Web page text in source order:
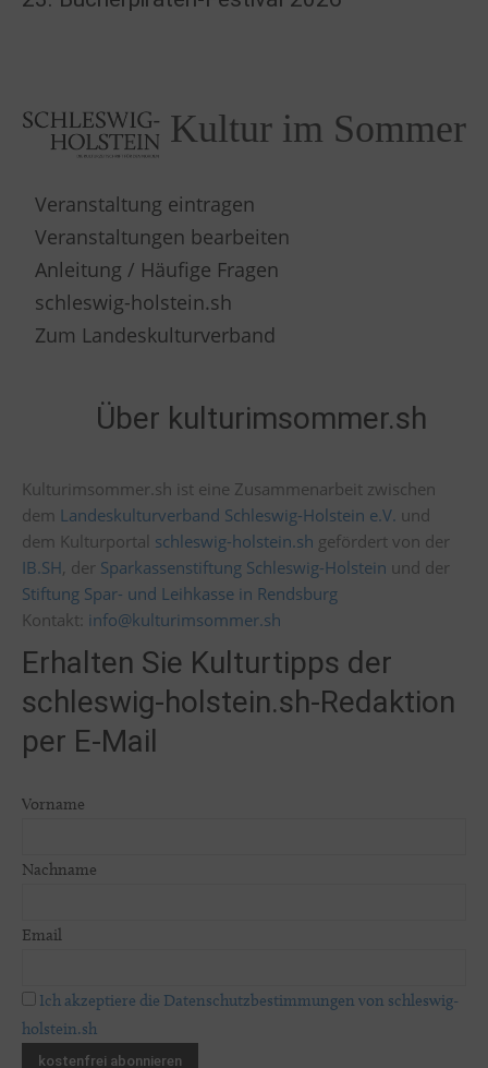
Kultur im Sommer
Veranstaltung eintragen
Veranstaltungen bearbeiten
Anleitung / Häufige Fragen
schleswig-holstein.sh
Zum Landeskulturverband
Über kulturimsommer.sh
Kulturimsommer.sh ist eine Zusammenarbeit zwischen
dem Landeskulturverband Schleswig-Holstein e.V. und
dem Kulturportal schleswig-holstein.sh gefördert von der
IB.SH, der Sparkassenstiftung Schleswig-Holstein und der
Stiftung Spar- und Leihkasse in Rendsburg
Kontakt: info@kulturimsommer.sh
Erhalten Sie Kulturtipps der
schleswig-holstein.sh-Redaktion
per E-Mail
Vorname
Nachname
Email
Ich akzeptiere die Datenschutzbestimmungen von schleswig-
holstein.sh